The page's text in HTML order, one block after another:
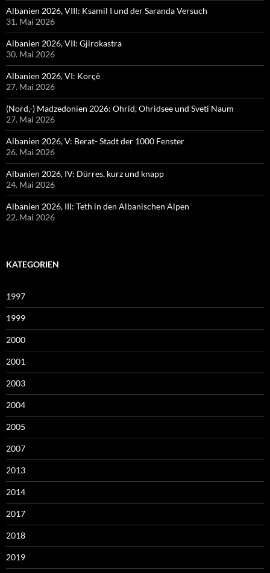
Albanien 2026, VIII: Ksamil I und der Saranda Versuch
31. Mai 2026
Albanien 2026, VII: Gjirokastra
30. Mai 2026
Albanien 2026, VI: Korçë
27. Mai 2026
(Nord,-) Madzedonien 2026: Ohrid, Ohridsee und Sveti Naum
27. Mai 2026
Albanien 2026, V: Berat- Stadt der 1000 Fenster
26. Mai 2026
Albanien 2026, IV: Dürres, kurz und knapp
24. Mai 2026
Albanien 2026, III: Teth in den Albanischen Alpen
22. Mai 2026
KATEGORIEN
1997
1999
2000
2001
2003
2004
2005
2007
2013
2014
2017
2018
2019